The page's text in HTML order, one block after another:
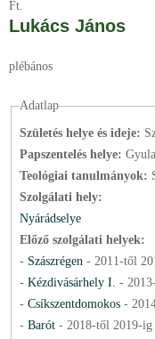
Ft.
Lukács János
plébános
Adatlap
Születés helye és ideje:
Papszentelés helye:
Teológiai tanulmányok:
Szolgálati hely:
Nyárádselye
Előző szolgálati helyek:
- Szászrégen - 2011-től
- Kézdivásárhely I. - 2013
- Csíkszentdomokos -
- Barót - 2018-től 2019-ig